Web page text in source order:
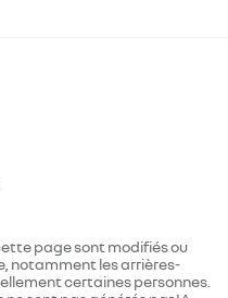
page sont modifiés ou
notamment les arrières-
certaines personnes.